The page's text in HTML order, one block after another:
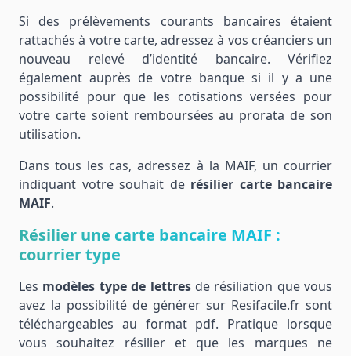
Si des prélèvements courants bancaires étaient
rattachés à votre carte, adressez à vos créanciers un
nouveau relevé d’identité bancaire. Vérifiez
également auprès de votre banque si il y a une
possibilité pour que les cotisations versées pour
votre carte soient remboursées au prorata de son
utilisation.
Dans tous les cas, adressez à la MAIF, un courrier
indiquant votre souhait de résilier carte bancaire
MAIF.
Résilier une carte bancaire MAIF :
courrier type
Les modèles type de lettresde résiliation que vous
avez la possibilité de générer sur Resifacile.fr sont
téléchargeables au format pdf. Pratique lorsque
vous souhaitez résilier et que les marques ne